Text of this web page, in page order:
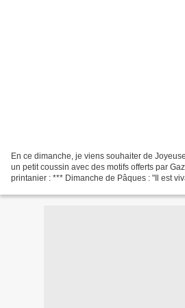
En ce dimanche, je viens souhaiter de
un petit coussin avec des motifs offerts par
printanier : *** Dimanche de Pâques : "Il est